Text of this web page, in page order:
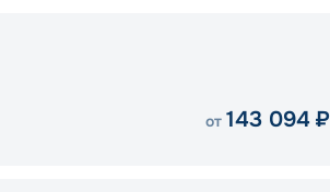
от 143 094 ₽